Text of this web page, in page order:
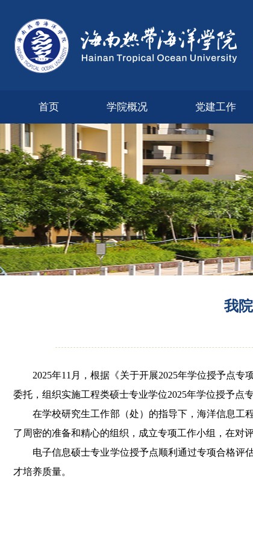
首页 学院概况 党建工作
我
2025年11月，根据《关于开展2025年学位授予点专
委托，组织实施工程类硕士专业学位2025年学位授予点
在学校研究生工作部（处）的指导下，海洋信息工程
了周密的准备和精心的组织，成立专项工作小组，在对
电子信息硕士专业学位授予点顺利通过专项合格评估
才培养质量。